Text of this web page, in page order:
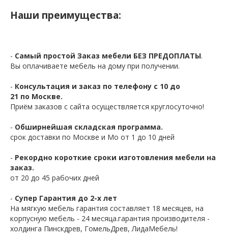
Наши преимущества:
- Самый простой Заказ мебели БЕЗ ПРЕДОПЛАТЫ.
Вы оплачиваете мебель на дому при получении.
- Консультация и заказ по телефону с 10 до
21 по Москве.
Приём заказов с сайта осуществляется круглосуточно!
- Обширнейшая складская программа.
срок доставки по Москве и Мо от 1 до 10 дней
- Рекордно короткие сроки изготовления мебели на
заказ.
от 20 до 45 рабочих дней
- Супер Гарантия до 2-х лет
На мягкую мебель гарантия составляет 18 месяцев, на
корпусную мебель - 24 месяца.гарантия производителя -
холдинга Пинскдрев, ГомельДрев, ЛидаМебель!